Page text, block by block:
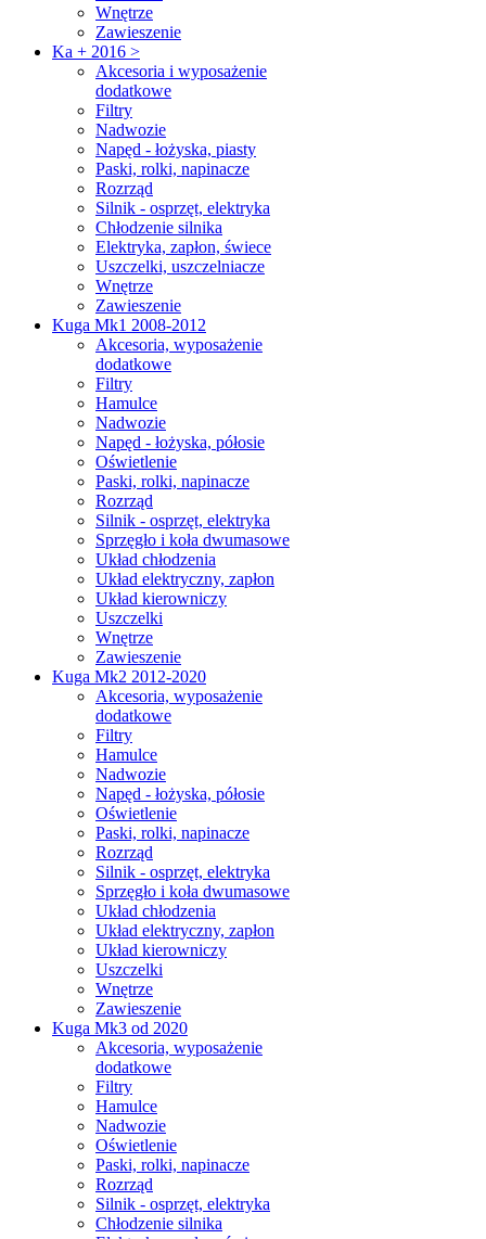
Wnętrze
Zawieszenie
Ka + 2016 >
Akcesoria i wyposażenie
dodatkowe
Filtry
Nadwozie
Napęd - łożyska, piasty
Paski, rolki, napinacze
Rozrząd
Silnik - osprzęt, elektryka
Chłodzenie silnika
Elektryka, zapłon, świece
Uszczelki, uszczelniacze
Wnętrze
Zawieszenie
Kuga Mk1 2008-2012
Akcesoria, wyposażenie
dodatkowe
Filtry
Hamulce
Nadwozie
Napęd - łożyska, półosie
Oświetlenie
Paski, rolki, napinacze
Rozrząd
Silnik - osprzęt, elektryka
Sprzęgło i koła dwumasowe
Układ chłodzenia
Układ elektryczny, zapłon
Układ kierowniczy
Uszczelki
Wnętrze
Zawieszenie
Kuga Mk2 2012-2020
Akcesoria, wyposażenie
dodatkowe
Filtry
Hamulce
Nadwozie
Napęd - łożyska, półosie
Oświetlenie
Paski, rolki, napinacze
Rozrząd
Silnik - osprzęt, elektryka
Sprzęgło i koła dwumasowe
Układ chłodzenia
Układ elektryczny, zapłon
Układ kierowniczy
Uszczelki
Wnętrze
Zawieszenie
Kuga Mk3 od 2020
Akcesoria, wyposażenie
dodatkowe
Filtry
Hamulce
Nadwozie
Oświetlenie
Paski, rolki, napinacze
Rozrząd
Silnik - osprzęt, elektryka
Chłodzenie silnika